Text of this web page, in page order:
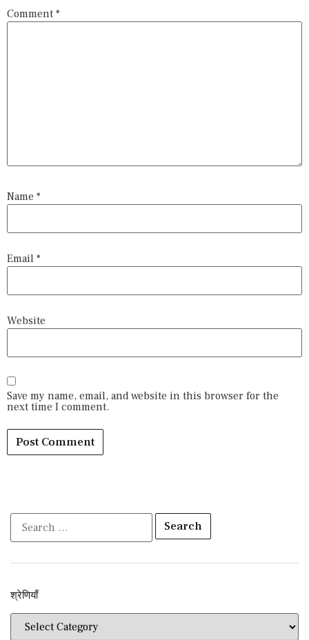
Comment *
Name *
Email *
Website
Save my name, email, and website in this browser for the
next time I comment.
श्रेणियाँ​​